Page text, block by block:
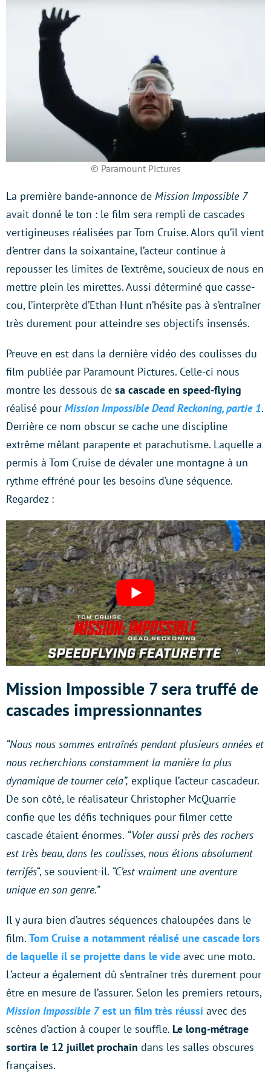
© Paramount Pictures
La première bande-annonce de Mission Impossible 7
avait donné le ton : le film sera rempli de cascades
vertigineuses réalisées par Tom Cruise. Alors qu’il vient
d’entrer dans la soixantaine, l’acteur continue à
repousser les limites de l’extrême, soucieux de nous en
mettre plein les mirettes. Aussi déterminé que casse-
cou, l’interprète d’Ethan Hunt n’hésite pas à s’entraîner
très durement pour atteindre ses objectifs insensés.
Preuve en est dans la dernière vidéo des coulisses du
film publiée par Paramount Pictures. Celle-ci nous
montre les dessous de sa cascade en speed-flying
réalisé pour Mission Impossible Dead Reckoning, partie 1.
Derrière ce nom obscur se cache une discipline
extrême mêlant parapente et parachutisme. Laquelle a
permis à Tom Cruise de dévaler une montagne à un
rythme effréné pour les besoins d’une séquence.
Regardez :
Mission Impossible 7 sera truffé de
cascades impressionnantes
“Nous nous sommes entraînés pendant plusieurs années et
nous recherchions constamment la manière la plus
dynamique de tourner cela”, explique l’acteur cascadeur.
De son côté, le réalisateur Christopher McQuarrie
confie que les défis techniques pour filmer cette
cascade étaient énormes. “Voler aussi près des rochers
est très beau, dans les coulisses, nous étions absolument
terrifés“, se souvient-il. “C’est vraiment une aventure
unique en son genre.”
Il y aura bien d’autres séquences chaloupées dans le
film. Tom Cruise a notamment réalisé une cascade lors
de laquelle il se projette dans le vide avec une moto.
L’acteur a également dû s’entraîner très durement pour
être en mesure de l’assurer. Selon les premiers retours,
Mission Impossible 7est un film très réussi avec des
scènes d’action à couper le souffle. Le long-métrage
sortira le 12 juillet prochain dans les salles obscures
françaises.